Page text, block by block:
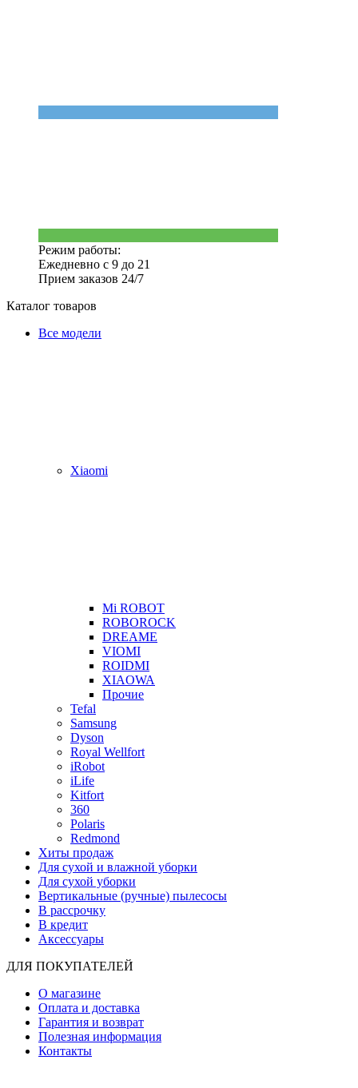
Режим работы:
Ежедневно с 9 до 21
Прием заказов 24/7
Каталог товаров
Все модели
Xiaomi
Mi ROBOT
ROBOROCK
DREAME
VIOMI
ROIDMI
XIAOWA
Прочие
Tefal
Samsung
Dyson
Royal Wellfort
iRobot
iLife
Kitfort
360
Polaris
Redmond
Хиты продаж
Для сухой и влажной уборки
Для сухой уборки
Вертикальные (ручные) пылесосы
В рассрочку
В кредит
Аксессуары
ДЛЯ ПОКУПАТЕЛЕЙ
О магазине
Оплата и доставка
Гарантия и возврат
Полезная информация
Контакты